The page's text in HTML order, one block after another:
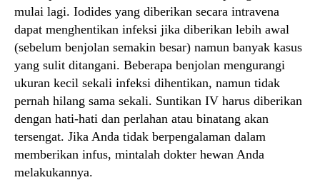
mulai lagi. Iodides yang diberikan secara intravena
dapat menghentikan infeksi jika diberikan lebih awal
(sebelum benjolan semakin besar) namun banyak kasus
yang sulit ditangani. Beberapa benjolan mengurangi
ukuran kecil sekali infeksi dihentikan, namun tidak
pernah hilang sama sekali. Suntikan IV harus diberikan
dengan hati-hati dan perlahan atau binatang akan
tersengat. Jika Anda tidak berpengalaman dalam
memberikan infus, mintalah dokter hewan Anda
melakukannya.